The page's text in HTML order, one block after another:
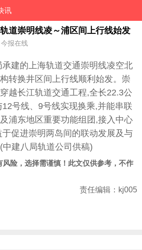
讯
道崇明线凌～浦区间上行线始发
报在线
承建的上海轨道交通崇明线凌空北
转换井区间上行线顺利始发。崇
越长江轨道交通工程,全长22.3公
号线、9号线实现换乘,并能串联
浦东地区重要功能组团,接入中心
促进崇明两岛间的联动发展及与
建八局轨道公司供稿)
风险，选择需谨慎！此文仅供参考，不作
责任编辑：kj005